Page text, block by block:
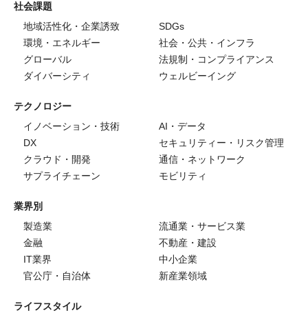
社会課題
地域活性化・企業誘致
SDGs
環境・エネルギー
社会・公共・インフラ
グローバル
法規制・コンプライアンス
ダイバーシティ
ウェルビーイング
テクノロジー
イノベーション・技術
AI・データ
DX
セキュリティー・リスク管理
クラウド・開発
通信・ネットワーク
サプライチェーン
モビリティ
業界別
製造業
流通業・サービス業
金融
不動産・建設
IT業界
中小企業
官公庁・自治体
新産業領域
ライフスタイル